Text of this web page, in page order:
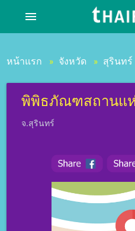
menu
หน้าแรก » จังหวัด » สุรินทร์
พิพิธภัณฑสถานแ
จ.สุรินทร์